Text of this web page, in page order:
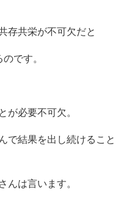
存共栄が不可欠だと
です。
が必要不可欠。
で結果を出し続けること
んは言います。